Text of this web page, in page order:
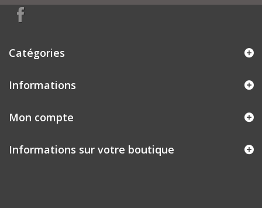
Catégories
Informations
Mon compte
Informations sur votre boutique